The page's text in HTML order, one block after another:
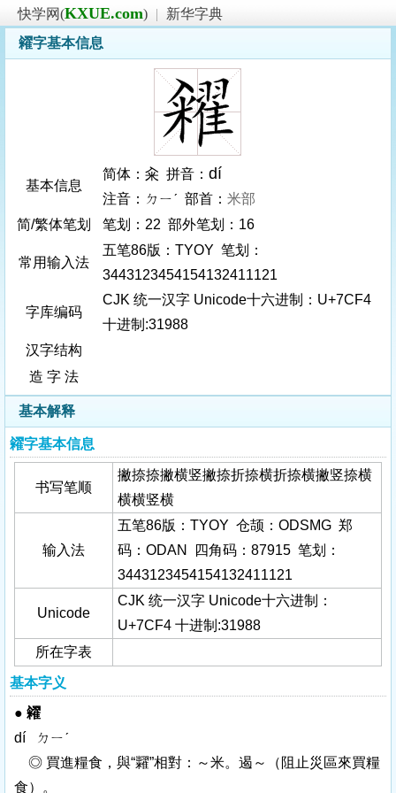
快学网(KXUE.com) |
新华字典
糴字基本信息
基本信息
简体：籴 拼音： dí
注音：ㄉㄧˊ 部首： 米部
简/繁体笔划
笔划：22 部外笔划：16
常用输入法
五笔86版：TYOY 笔划：
3443123454154132411121
字库编码
CJK 统一汉字 Unicode十六进制：U+7CF4
十进制:31988
汉字结构
造 字 法
基本解释
糴字基本信息
书写笔顺
撇捺捺撇横竖撇捺折捺横折捺横撇竖捺横
横横竖横
输入法
五笔86版：TYOY 仓颉：ODSMG 郑
码：ODAN 四角码：87915 笔划：
3443123454154132411121
Unicode
CJK 统一汉字 Unicode十六进制：
U+7CF4 十进制:31988
所在字表
基本字义
● 糴
dí ㄉㄧˊ
◎ 買進糧食，與“糶”相對：～米。遏～（阻止災區來買糧
食）。